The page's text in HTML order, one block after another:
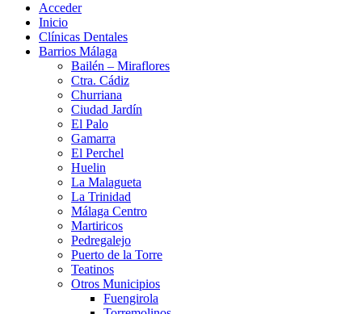
Acceder
Inicio
Clínicas Dentales
Barrios Málaga
Bailén – Miraflores
Ctra. Cádiz
Churriana
Ciudad Jardín
El Palo
Gamarra
El Perchel
Huelin
La Malagueta
La Trinidad
Málaga Centro
Martiricos
Pedregalejo
Puerto de la Torre
Teatinos
Otros Municipios
Fuengirola